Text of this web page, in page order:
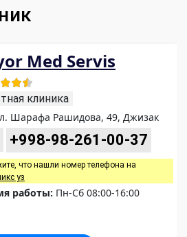
Med Servis
клиника
Шарафа Рашидова, 49, Джизак
+998-98-261-00-37
что нашли номер телефона на
уз
работы: Пн-Сб 08:00-16:00